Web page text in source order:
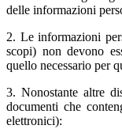
delle informazioni
2. Le informazioni
scopi) non devono
quello necessario per
3. Nonostante altre
documenti che
elettronici):